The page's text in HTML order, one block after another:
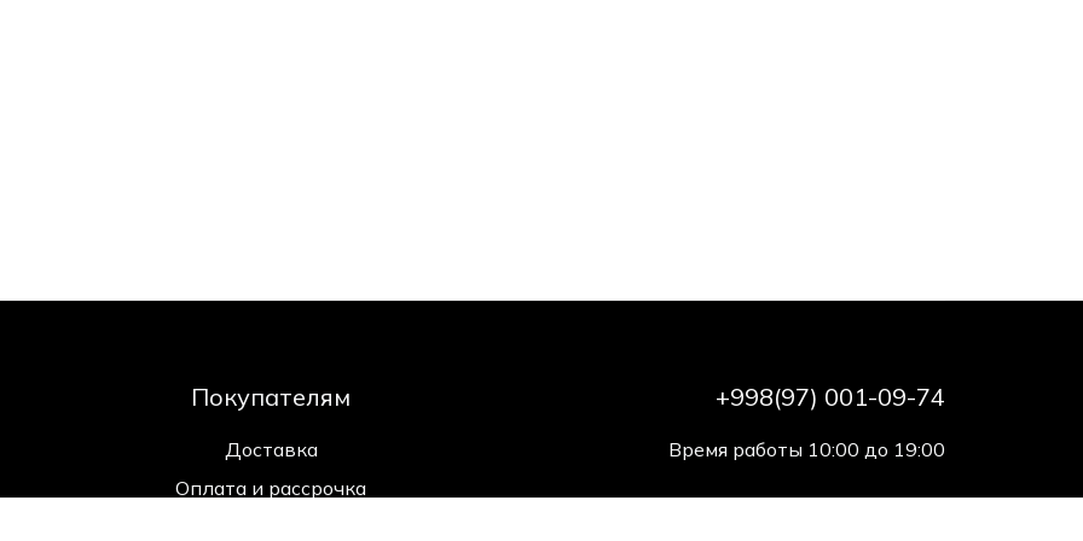
Покупателям
Доставка
Оплата и рассрочка
+998(97) 001-09-74
Время работы 10:00 до 19:00